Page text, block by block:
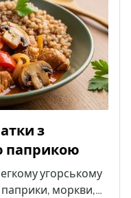
з
паприкою
угорському
паприки, моркви,